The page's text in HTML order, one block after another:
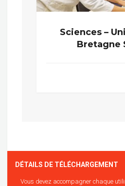
Sciences –
Bretagne
DÉTAILS DE TÉLÉCHARGEMENT
Vous devez accompagner chaque